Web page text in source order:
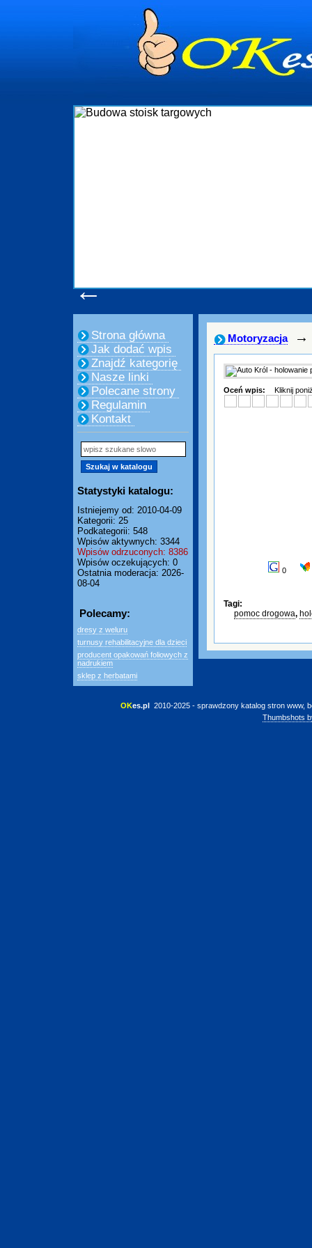
←
Strona główna
Jak dodać wpis
Znajdź kategorię
Nasze linki
Polecane strony
Regulamin
Kontakt
Statystyki katalogu:
Istniejemy od: 2010-04-09
Kategorii: 25
Podkategorii: 548
Wpisów aktywnych: 3344
Wpisów odrzuconych: 8386
Wpisów oczekujących: 0
Ostatnia moderacja: 2026-
08-04
Polecamy:
dresy z weluru
turnusy rehabilitacyjne dla dzieci
producent opakowań foliowych z
nadrukiem
sklep z herbatami
Motoryzacja →
Oceń wpis: Kliknij
0
Tagi:
pomoc drogowa,
OKes.pl 2010-2025 - sprawdzony katalog stron www,
Thumbshots